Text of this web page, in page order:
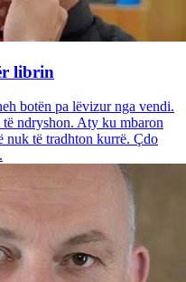
librin
botën pa lëvizur nga vendi.
ndryshon. Aty ku mbaron
të tradhton kurrë. Çdo